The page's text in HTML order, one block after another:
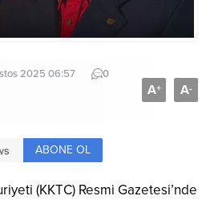
2025 06:57 0
A+ A-
ABONE OL
(KKTC) Resmi Gazetesi’nde